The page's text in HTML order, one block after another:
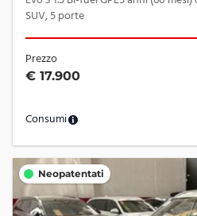
SUV, 5 porte
Prezzo
€ 17.900
Consumi
Neopatentati